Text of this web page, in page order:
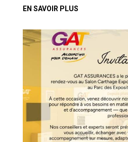
EN SAVOIR PLUS